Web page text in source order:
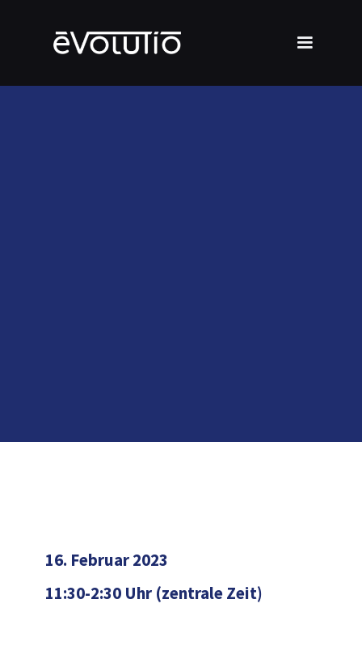
16. Februar 2023
11:30-2:30 Uhr (zentrale Zeit)